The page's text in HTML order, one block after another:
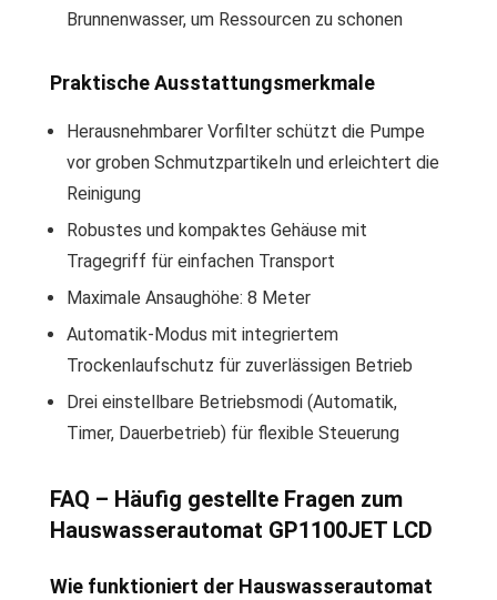
Brunnenwasser, um Ressourcen zu schonen
Praktische Ausstattungsmerkmale
Herausnehmbarer Vorfilter schützt die Pumpe
vor groben Schmutzpartikeln und erleichtert die
Reinigung
Robustes und kompaktes Gehäuse mit
Tragegriff für einfachen Transport
Maximale Ansaughöhe: 8 Meter
Automatik-Modus mit integriertem
Trockenlaufschutz für zuverlässigen Betrieb
Drei einstellbare Betriebsmodi (Automatik,
Timer, Dauerbetrieb) für flexible Steuerung
FAQ – Häufig gestellte Fragen zum
Hauswasserautomat GP1100JET LCD
Wie funktioniert der Hauswasserautomat